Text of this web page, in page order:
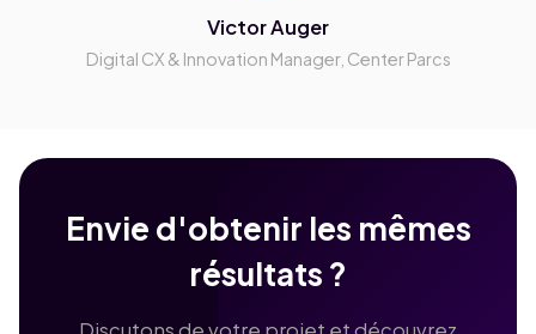
Victor Auger
Digital CX & Innovation Manager, Center Parcs
Envie d'obtenir les mêmes
résultats ?